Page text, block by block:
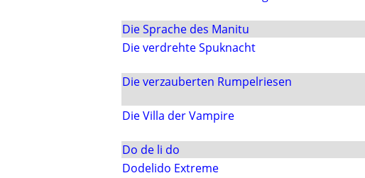
Die Sprache des Manitu
Die verdrehte Spuknacht
Die verzauberten Rumpelriesen
Die Villa der Vampire
Do de li do
Dodelido Extreme